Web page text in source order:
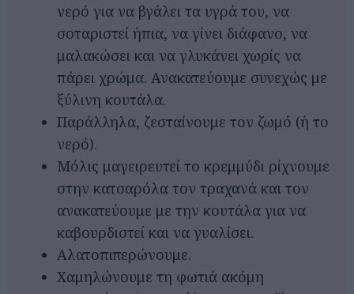
νερό για να βγάλει τα υγρά του, να
σοταριστεί ήπια, να γίνει διάφανο, να
μαλακώσει και να γλυκάνει χωρίς να
πάρει χρώμα. Ανακατεύουμε συνεχώς με
ξύλινη κουτάλα.
Παράλληλα, ζεσταίνουμε τον ζωμό (ή το
νερό).
Μόλις μαγειρευτεί το κρεμμύδι ρίχνουμε
στην κατσαρόλα τον τραχανά και τον
ανακατεύουμε με την κουτάλα για να
καβουρδιστεί και να γυαλίσει.
Αλατοπιπερώνουμε.
Χαμηλώνουμε τη φωτιά ακόμη